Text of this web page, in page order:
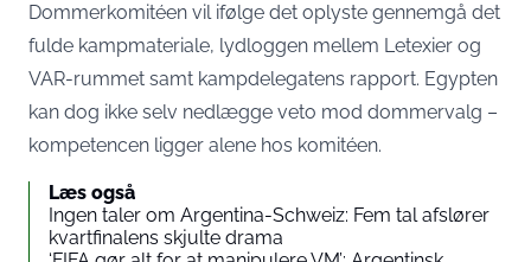
Dommerkomitéen vil ifølge det oplyste gennemgå det
fulde kampmateriale, lydloggen mellem Letexier og
VAR-rummet samt kampdelegatens rapport. Egypten
kan dog ikke selv nedlægge veto mod dommervalg –
kompetencen ligger alene hos komitéen.
Læs også
Ingen taler om Argentina-Schweiz: Fem tal afslører
kvartfinalens skjulte drama